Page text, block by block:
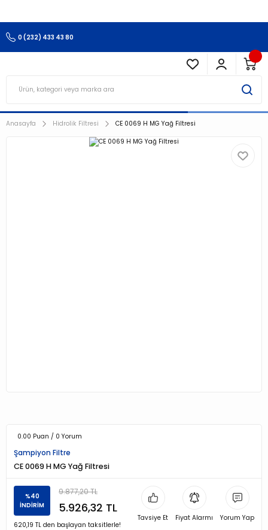
0 (232) 433 43 80
Anasayfa Hidrolik Filtresi CE 0069 H MG Yağ Filtresi
0.00 Puan / 0 Yorum
Şampiyon Filtre
CE 0069 H MG Yağ Filtresi
%40
İNDİRİM
9.877,20 TL
5.926,32 TL
620,19 TL den başlayan taksitlerle!
Tavsiye Et Fiyat Alarmı Yorum Yap